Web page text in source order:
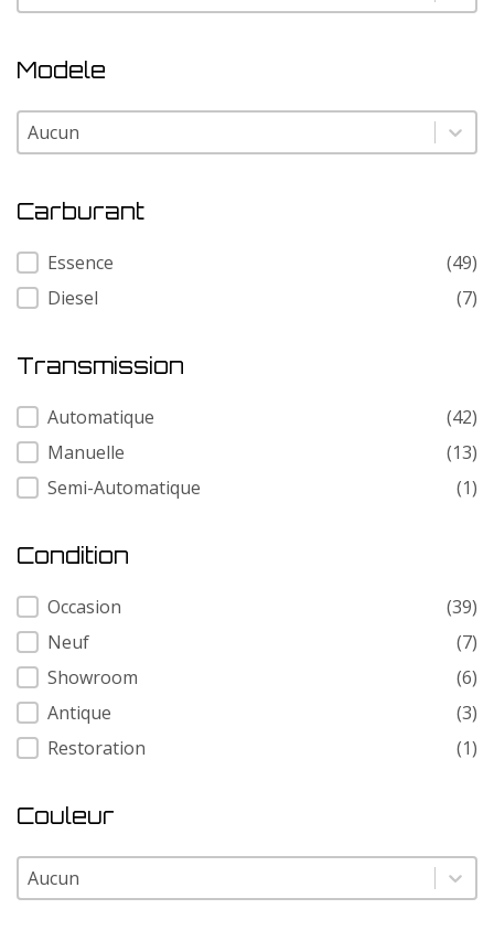
Modele
Modele
Modele
Carburant
Carburant
Essence
(49)
Diesel
(7)
Transmission
Transmission
Automatique
(42)
Manuelle
(13)
Semi-Automatique
(1)
Condition
Condition
Occasion
(39)
Neuf
(7)
Showroom
(6)
Antique
(3)
Restoration
(1)
Couleur
Couleur
Couleur